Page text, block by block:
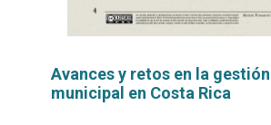
Avances y retos en la
municipal en Costa Rica